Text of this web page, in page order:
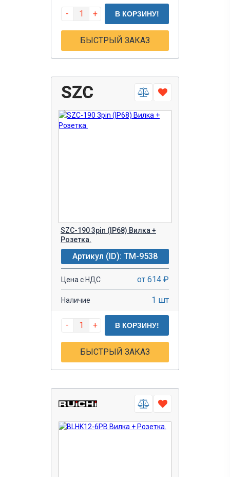
- + В КОРЗИНУ!
БЫСТРЫЙ ЗАКАЗ
SZC-190 3pin (IP68) Вилка +
Розетка.
Артикул (ID): TM-9538
Цена с НДС от 614 ₽
Наличие 1 шт
- + В КОРЗИНУ!
БЫСТРЫЙ ЗАКАЗ